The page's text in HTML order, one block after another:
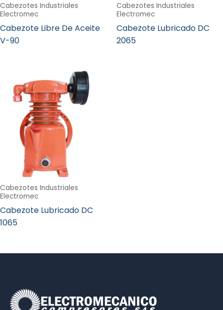
Cabezotes Industriales
Electromec
Cabezote Libre De Aceite
V-90
Cabezotes Industriales
Electromec
Cabezote Lubricado DC
2065
Cabezotes Industriales
Electromec
Cabezote Lubricado DC
1065